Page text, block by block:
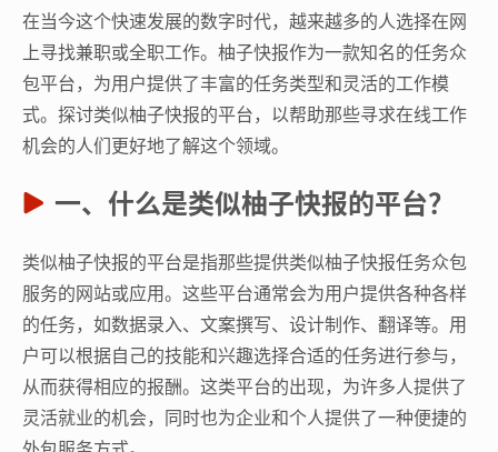
在当今这个快速发展的数字时代，越来越多的人选择在网
上寻找兼职或全职工作。柚子快报作为一款知名的任务众
包平台，为用户提供了丰富的任务类型和灵活的工作模
式。探讨类似柚子快报的平台，以帮助那些寻求在线工作
机会的人们更好地了解这个领域。
一、什么是类似柚子快报的平台？
类似柚子快报的平台是指那些提供类似柚子快报任务众包
服务的网站或应用。这些平台通常会为用户提供各种各样
的任务，如数据录入、文案撰写、设计制作、翻译等。用
户可以根据自己的技能和兴趣选择合适的任务进行参与，
从而获得相应的报酬。这类平台的出现，为许多人提供了
灵活就业的机会，同时也为企业和个人提供了一种便捷的